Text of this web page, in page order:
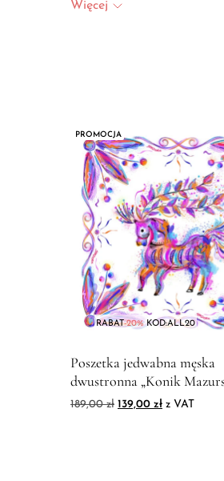
Więcej
RABAT-20%KOD:ALL20
PROMOCJA
Poszetka jedwabna męska
dwustronna „Konik
189,00zł Pierwotna cena
139,00 złAktualna
z VAT